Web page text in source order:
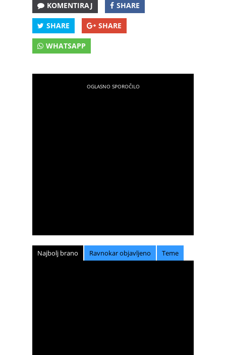
KOMENTIRAJ SHARE
SHARE SHARE
WHATSAPP
Najbolj brano Ravnokar objavljeno Teme